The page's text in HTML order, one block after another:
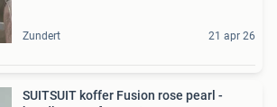
Zundert 21 apr 26
SUITSUIT koffer Fusion rose pearl -